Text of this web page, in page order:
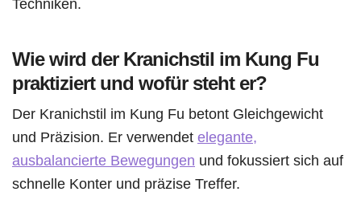
Techniken.
Wie wird der Kranichstil im Kung Fu
praktiziert und wofür steht er?
Der Kranichstil im Kung Fu betont Gleichgewicht
und Präzision. Er verwendet elegante,
ausbalancierte Bewegungen und fokussiert sich auf
schnelle Konter und präzise Treffer.